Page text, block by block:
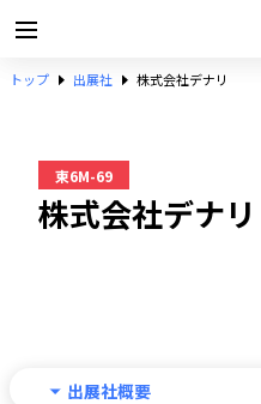
トップ 出展社 株式会社デナリ
東6M-69
株式会社デナリ
出展社概要